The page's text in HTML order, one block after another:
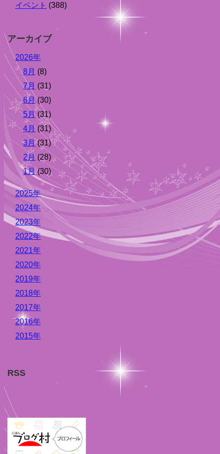
イベント (388)
アーカイブ
2026年
8月 (8)
7月 (31)
6月 (30)
5月(31)
4月(31)
3月(31)
2月 (28)
1月(30)
2025年
2024年
2023年
2022年
2021年
2020年
2019年
2018年
2017年
2016年
2015年
RSS